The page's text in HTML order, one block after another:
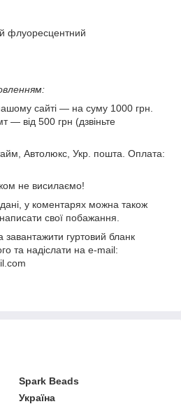
флуоресцентний
сайті — на суму 1000 грн.
— від 500 грн (дзвіньте
Автолюкс, Укр. пошта. Оплата:
не висилаємо!
у коментарях можна також
свої побажання.
гуртовий бланк
та надіслати на e-mail:
Spark Beads
Україна